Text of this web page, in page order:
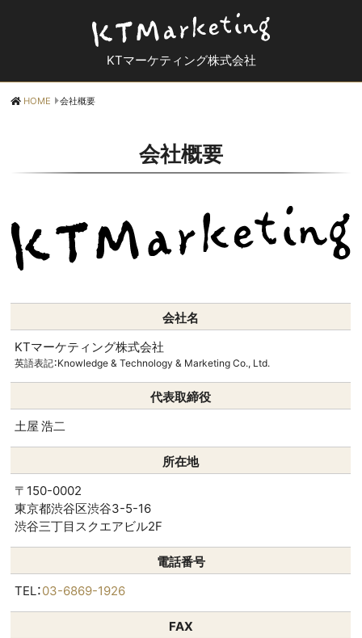
KTマーケティング株式会社
HOME 会社概要
会社概要
会社名
KTマーケティング株式会社
英語表記：Knowledge & Technology & Marketing Co., Ltd.
代表取締役
土屋 浩二
所在地
〒150-0002
東京都渋谷区渋谷3-5-16
渋谷三丁目スクエアビル2F
電話番号
TEL：03-6869-1926
FAX